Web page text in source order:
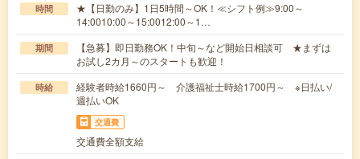
時間
★【日勤のみ】1日5時間～OK！≪シフト例≫9:00～
14:0010:00～15:0012:00～1…
期間
【急募】即日勤務OK！中旬～など開始日相談可 ★まずは
お試し2カ月～のスタートも歓迎！
時給
経験者時給1660円～ 介護福祉士時給1700円～ ※日払い/
週払いOK
交通費
交通費全額支給